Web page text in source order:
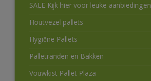
SALE Kijk hier voor leuke aanbiedingen
Houtvezel pallets
Hygiëne Pallets
Palletranden en Bakken
Vouwkist Pallet Plaza